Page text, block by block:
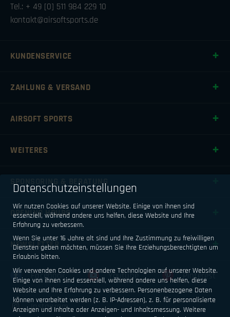
Tel.: + 49 [0] 511 984 229 10
kontakt@airsoftsports.de
KUNDENSERVICE
ZAHLUNG & VERSAND
AIRSOFT SPORTS
WEITERES
SPONSORING & BERATUNG
OPENING HOURS
NEWSLETTER
Facebook Youtube Pinterest
Instagram
Datenschutzeinstellungen
Wir nutzen Cookies auf unserer Website. Einige von ihnen sind
essenziell, während andere uns helfen, diese Website und Ihre
Erfahrung zu verbessern.
Wenn Sie unter 16 Jahre alt sind und Ihre Zustimmung zu freiwilligen
Diensten geben möchten, müssen Sie Ihre Erziehungsberechtigten um
Erlaubnis bitten.
Wir verwenden Cookies und andere Technologien auf unserer Website.
Einige von ihnen sind essenziell, während andere uns helfen, diese
Website und Ihre Erfahrung zu verbessern. Personenbezogene Daten
können verarbeitet werden (z. B. IP-Adressen), z. B. für personalisierte
Anzeigen und Inhalte oder Anzeigen- und Inhaltsmessung. Weitere